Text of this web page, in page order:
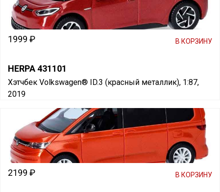
HERPA 431101
Хэтчбек Volkswagen® ID.3 (красный металлик), 1:87,
2019
1999 ₽ В КОРЗИНУ
2199 ₽ В КОРЗИНУ